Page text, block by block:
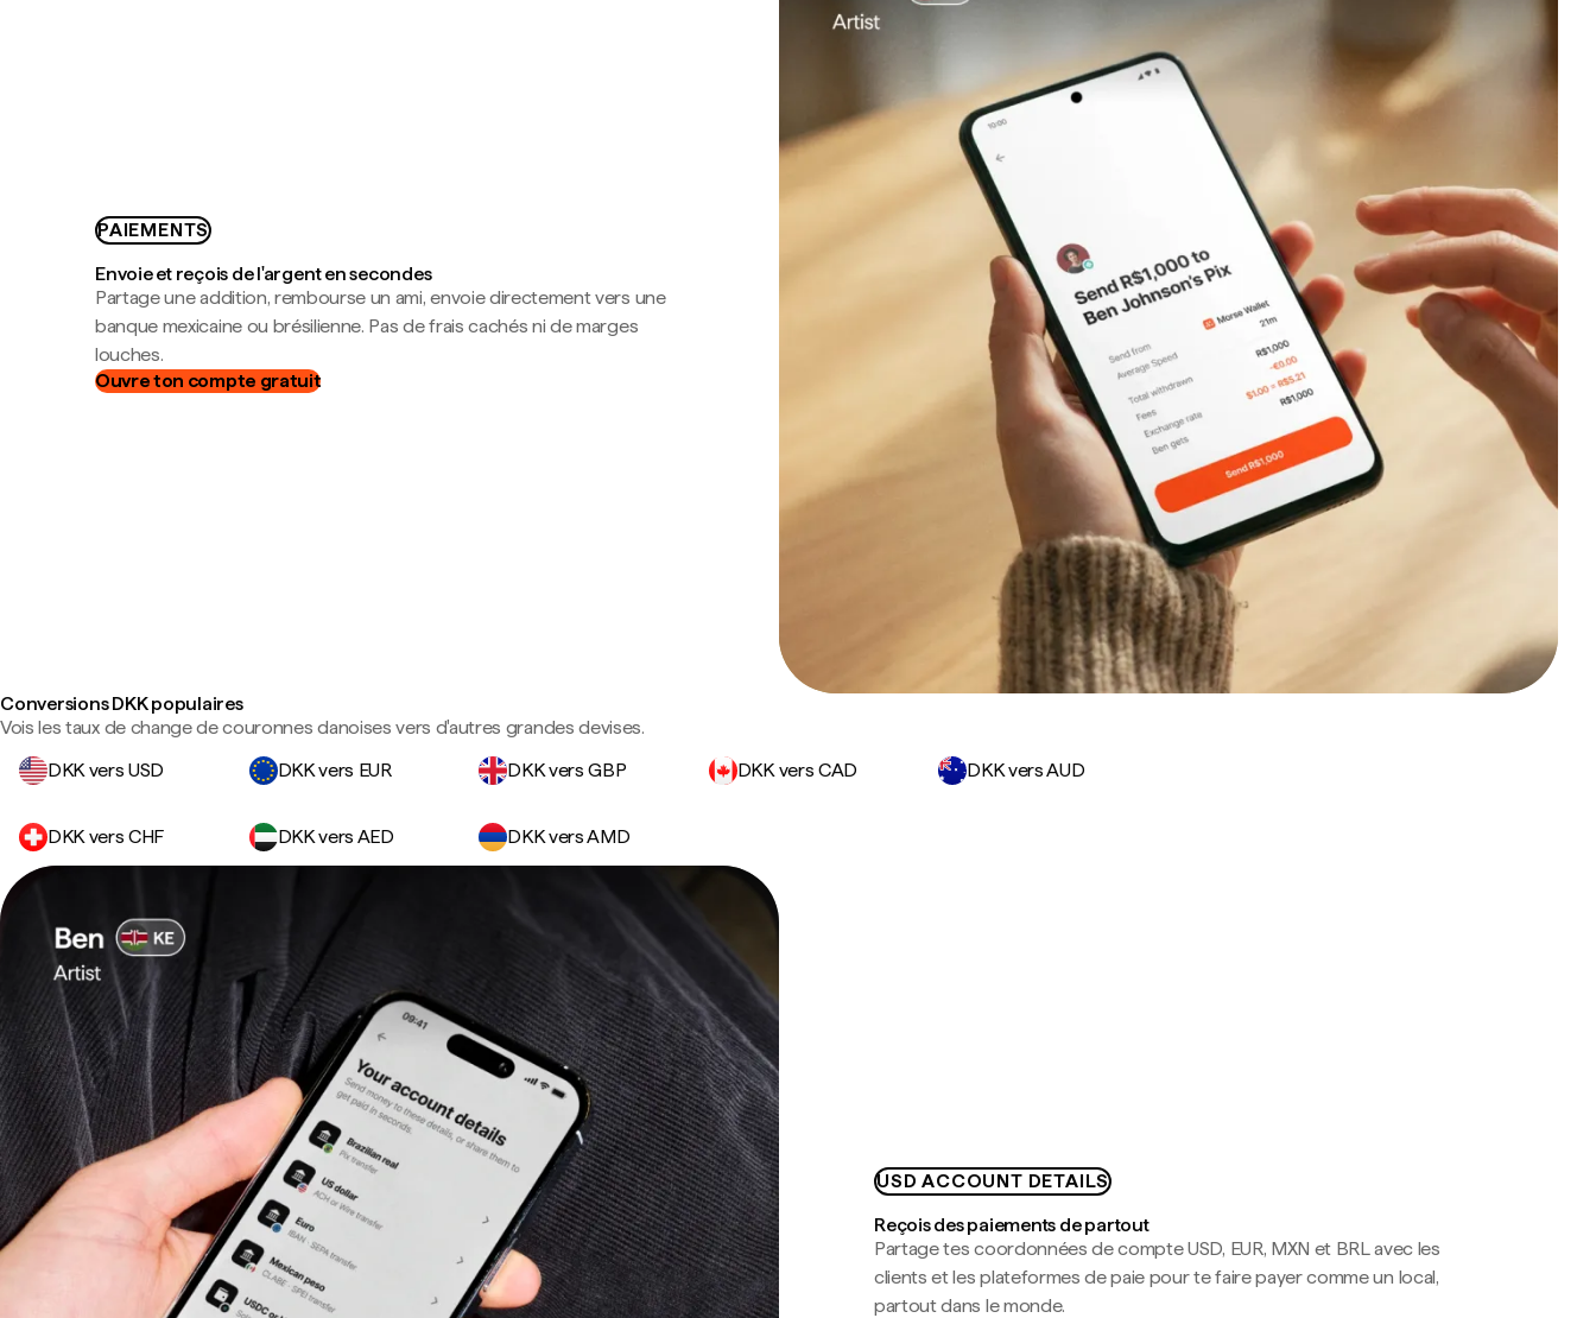
PAIEMENTS
Envoie et reçois de l'argent en secondes
Partage une addition, rembourse un ami, envoie directement vers une
banque mexicaine ou brésilienne. Pas de frais cachés ni de marges
louches.
Ouvre ton compte gratuit
Conversions DKK populaires
Vois les taux de change de couronnes danoises vers d'autres grandes devises.
DKK vers USD
DKK vers EUR DKK vers GBP DKK vers CAD DKK vers AUD
DKK vers CHF DKK vers AED DKK vers AMD
USD ACCOUNT DETAILS
Reçois des paiements de partout
Partage tes coordonnées de compte USD, EUR, MXN et BRL avec les
clients et les plateformes de paie pour te faire payer comme un local,
partout dans le monde.